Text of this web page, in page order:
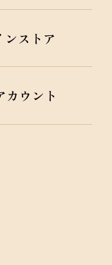
ストア
ウント